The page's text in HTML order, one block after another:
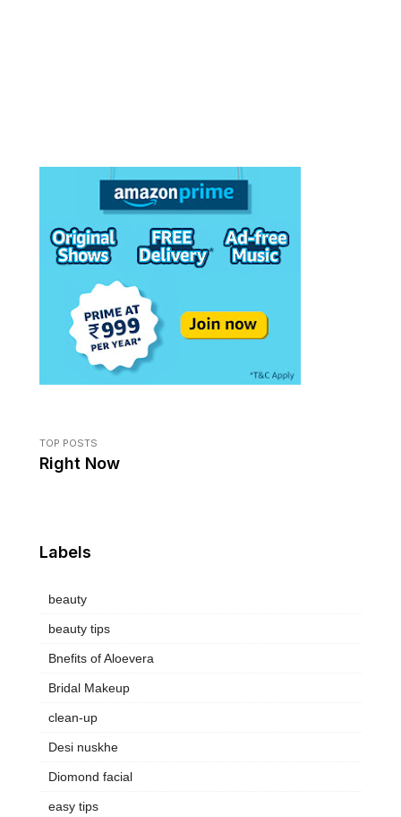
TOP POSTS
Right Now
Labels
beauty
beauty tips
Bnefits of Aloevera
Bridal Makeup
clean-up
Desi nuskhe
Diomond facial
easy tips